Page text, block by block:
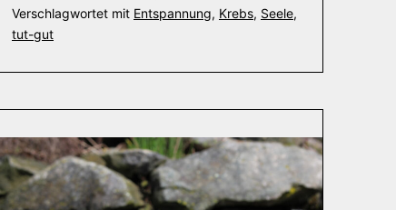
Verschlagwortet mit Entspannung, Krebs, Seele,
tut-gut